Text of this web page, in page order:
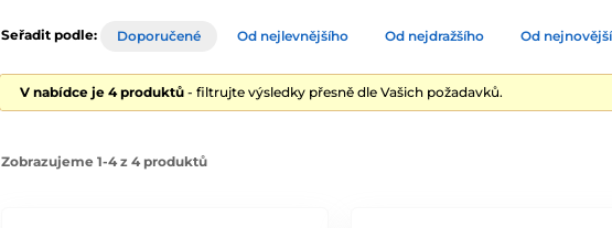
Seřadit podle: Doporučené Od nejlevnějšího Od nejdražšího Od
V nabídce je 4 produktů - filtrujte výsledky přesně dle Vašich požadavků.
Zobrazujeme 1-4 z 4 produktů